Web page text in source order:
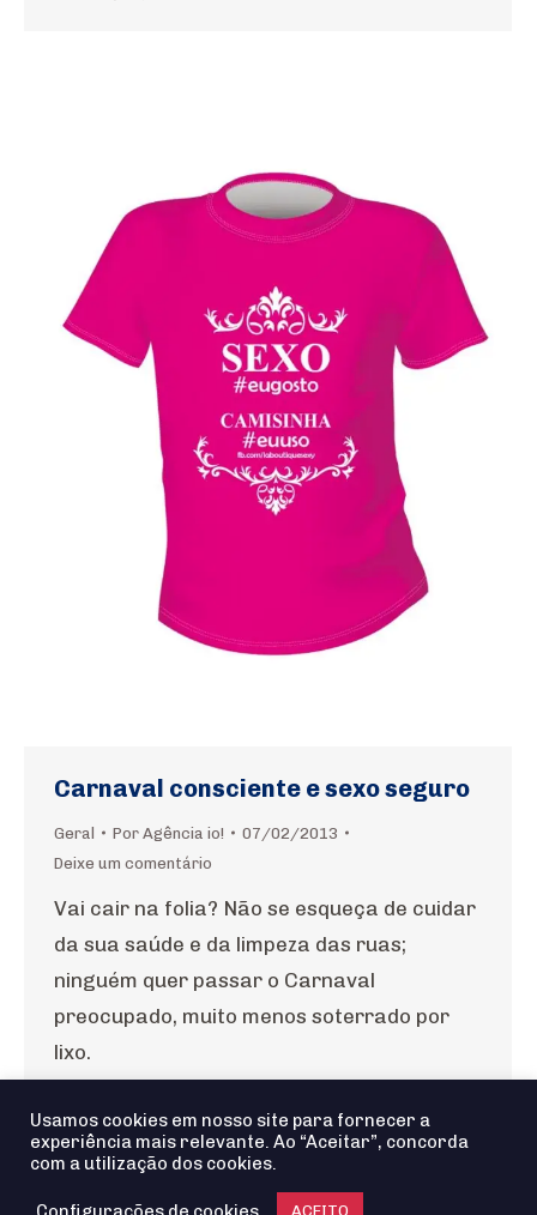
Carnaval consciente e sexo seguro
Geral Por Agência io!
07/02/2013
Deixe um comentário
Vai cair na folia? Não se esqueça de cuidar
da sua saúde e da limpeza das ruas;
ninguém quer passar o Carnaval
preocupado, muito menos soterrado por
lixo.
Agência io! © 2025 - Todos os Direitos reservados
Usamos cookies em nosso site para fornecer a
experiência mais relevante. Ao “Aceitar”, concorda
com a utilização dos cookies.
ACEITO